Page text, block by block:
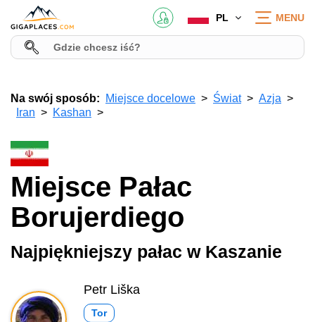
PL MENU
Na swój sposób: Miejsce docelowe Świat
Azja
Iran
Kashan
Miejsce Pałac
Borujerdiego
Najpiękniejszy pałac w Kaszanie
Petr Liška
Tor